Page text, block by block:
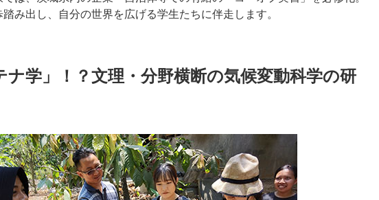
み出し、自分の世界を広げる学生たちに伴走します。
ナ学」！？文理・分野横断の気候変動科学の研